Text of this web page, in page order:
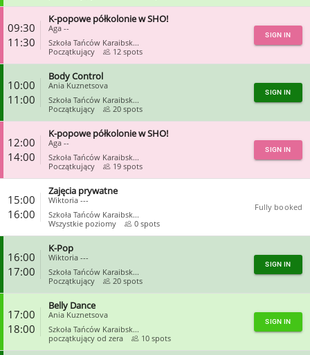
09:30
11:30
K-popowe półkolonie w SHO!
Aga --
Szkoła Tańców Karaibsk...
Początkujący
12 spots
SIGN IN
10:00
11:00
Body Control
Ania Kuznetsova
Szkoła Tańców Karaibsk...
Początkujący
20 spots
SIGN IN
12:00
14:00
K-popowe półkolonie w SHO!
Aga --
Szkoła Tańców Karaibsk...
Początkujący
19 spots
SIGN IN
15:00
16:00
Zajęcia prywatne
Wiktoria ---
Szkoła Tańców Karaibsk...
Wszystkie poziomy
0 spots
Fully booked
16:00
17:00
K-Pop
Wiktoria ---
Szkoła Tańców Karaibsk...
Początkujący
20 spots
SIGN IN
17:00
18:00
Belly Dance
Ania Kuznetsova
Szkoła Tańców Karaibsk...
początkujący od zera
10 spots
SIGN IN